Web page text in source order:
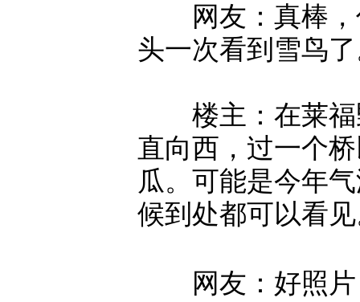
网友：真棒，
头一次看到雪鸟
楼主：在莱福
直向西，过一个
瓜。可能是今年
候到处都可以看
网友：好照片